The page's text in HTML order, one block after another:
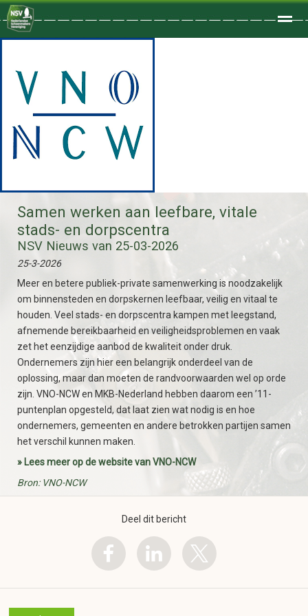
Samen werken aan leefbare, vitale
stads- en dorpscentra
NSV Nieuws van 25-03-2026
25-3-2026
Meer en betere publiek-private samenwerking is noodzakelijk
om binnensteden en dorpskernen leefbaar, veilig en vitaal te
houden. Veel stads- en dorpscentra kampen met leegstand,
afnemende bereikbaarheid en veiligheidsproblemen en vaak
zet het eenzijdige aanbod de kwaliteit onder druk.
Ondernemers zijn hier een belangrijk onderdeel van de
oplossing, maar dan moeten de randvoorwaarden wel op orde
zijn. VNO-NCW en MKB-Nederland hebben daarom een ’11-
puntenplan opgesteld, dat laat zien wat nodig is en hoe
ondernemers, gemeenten en andere betrokken partijen samen
het verschil kunnen maken.
» Lees meer op de website van VNO-NCW
Bron: VNO-NCW
Deel dit bericht